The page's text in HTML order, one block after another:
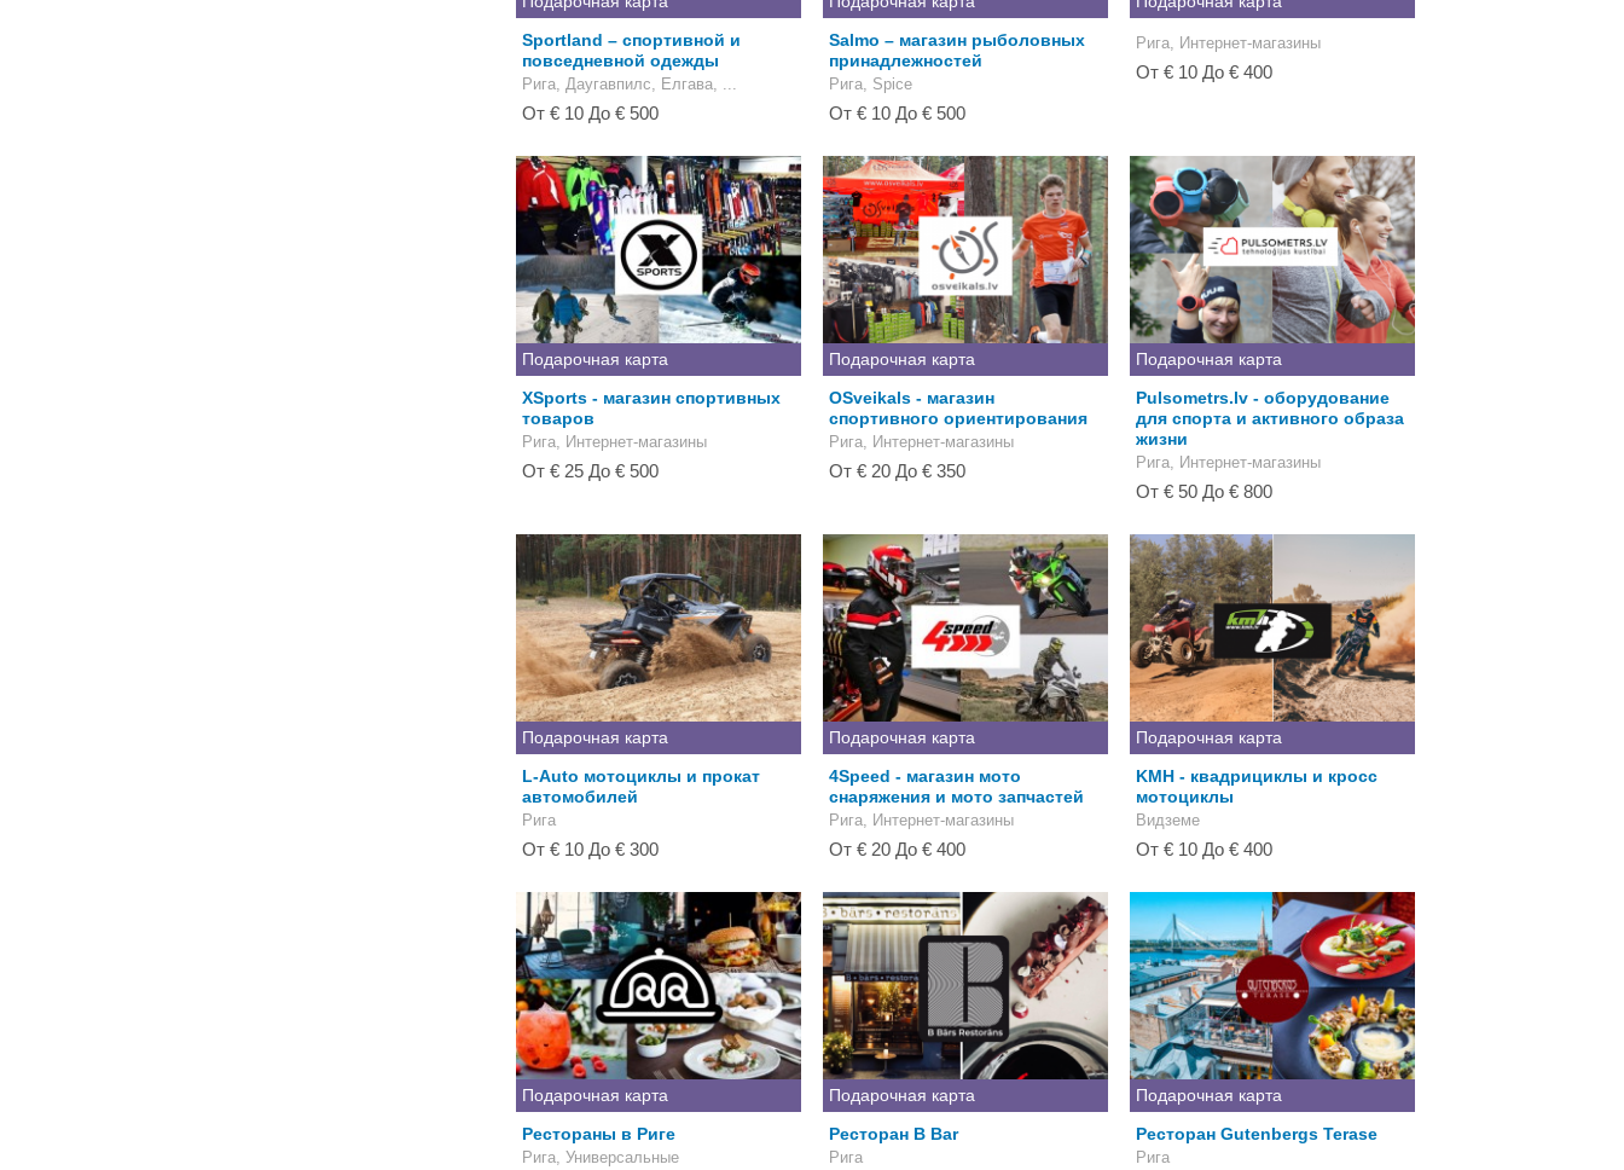
Sportland – спортивной и
повседневной одежды
Рига, Даугавпилс, Елгава, ...
От € 10 До € 500
Salmo – магазин рыболовных
принадлежностей
Рига, Spice
От € 10 До € 500
Рига, Интернет-магазины
От € 10 До € 400
Подарочная карта
XSports - магазин спортивных
товаров
Рига, Интернет-магазины
От € 25 До € 500
Подарочная карта
OSveikals - магазин
спортивного ориентирования
Рига, Интернет-магазины
От € 20 До € 350
Подарочная карта
Pulsometrs.lv - оборудование
для спорта и активного образа
жизни
Рига, Интернет-магазины
От € 50 До € 800
Подарочная карта
L-Auto мотоциклы и прокат
автомобилей
Рига
От € 10 До € 300
Подарочная карта
4Speed - магазин мото
снаряжения и мото запчастей
Рига, Интернет-магазины
От € 20 До € 400
Подарочная карта
KMH - квадрициклы и кросс
мотоциклы
Видземе
От € 10 До € 400
Подарочная карта
Рестораны в Риге
Рига, Универсальные
Подарочная карта
Ресторан B Bar
Рига
Подарочная карта
Ресторан Gutenbergs Terase
Рига